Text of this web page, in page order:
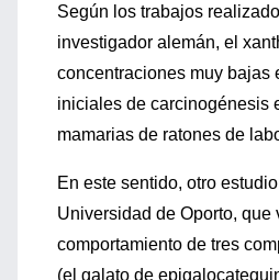
Según los trabajos
investigador alemán, el
concentraciones muy bajas
iniciales de carcinogénesis
mamarias de ratones de
En este sentido, otro
Universidad de Oporto, que
comportamiento de tres
(el galato de